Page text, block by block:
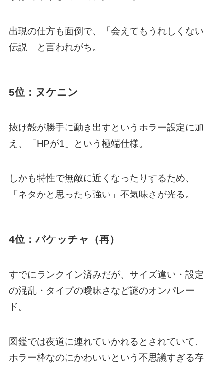
出現の仕方も面倒で、「会えてもうれしくない
伝説」と言われがち。
5位：ヌケニン
抜け殻が勝手に動き出すというホラー設定に加
え、「HPが1」という極端仕様。
しかも特性で無敵に近くなったりするため、
「ネタかと思ったら強い」不気味さが光る。
4位：バケッチャ（再）
すでにランクイン済みだが、サイズ違い・設定
の混乱・タイプの曖昧さなど謎のオンパレー
ド。
図鑑では夜道に連れていかれるとされていて、
ホラー枠なのにかわいいという不思議すぎる存